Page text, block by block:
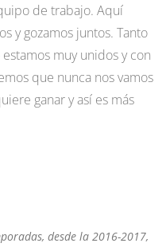
de trabajo. Aquí
y gozamos juntos. Tanto
muy unidos y con
que nunca nos vamos
ganar y así es más
desde la 2016-2017,